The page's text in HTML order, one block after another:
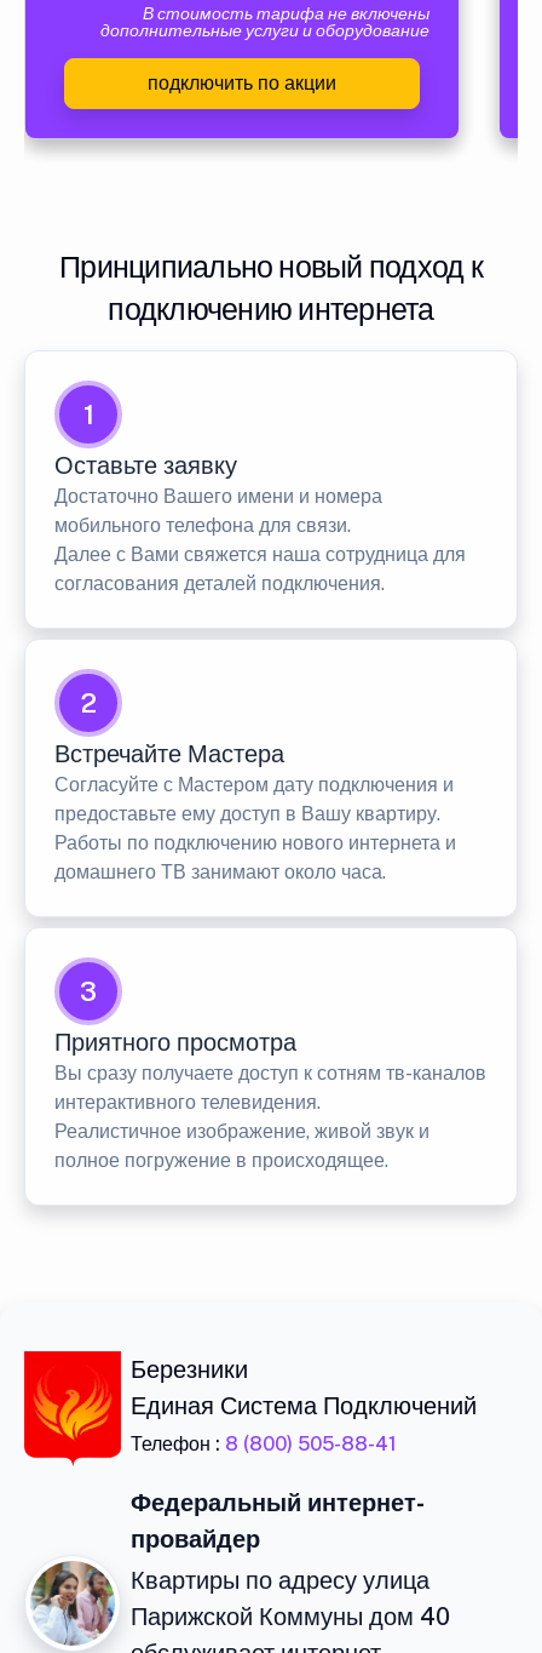
В стоимость тарифа не включены
дополнительные услуги и оборудование
подключить по акции
Принципиально новый подход к
подключению интернета
1
Оставьте заявку
Достаточно Вашего имени и номера
мобильного телефона для связи.
Далее с Вами свяжется наша сотрудница для
согласования деталей подключения.
2
Встречайте Мастера
Согласуйте с Мастером дату подключения и
предоставьте ему доступ в Вашу квартиру.
Работы по подключению нового интернета и
домашнего ТВ занимают около часа.
3
Приятного просмотра
Вы сразу получаете доступ к сотням тв-каналов
интерактивного телевидения.
Реалистичное изображение, живой звук и
полное погружение в происходящее.
Березники
Единая Система Подключений
Телефон : 8 (800) 505-88-41
Федеральный интернет-
провайдер
Квартиры по адресу улица
Парижской Коммуны дом 40